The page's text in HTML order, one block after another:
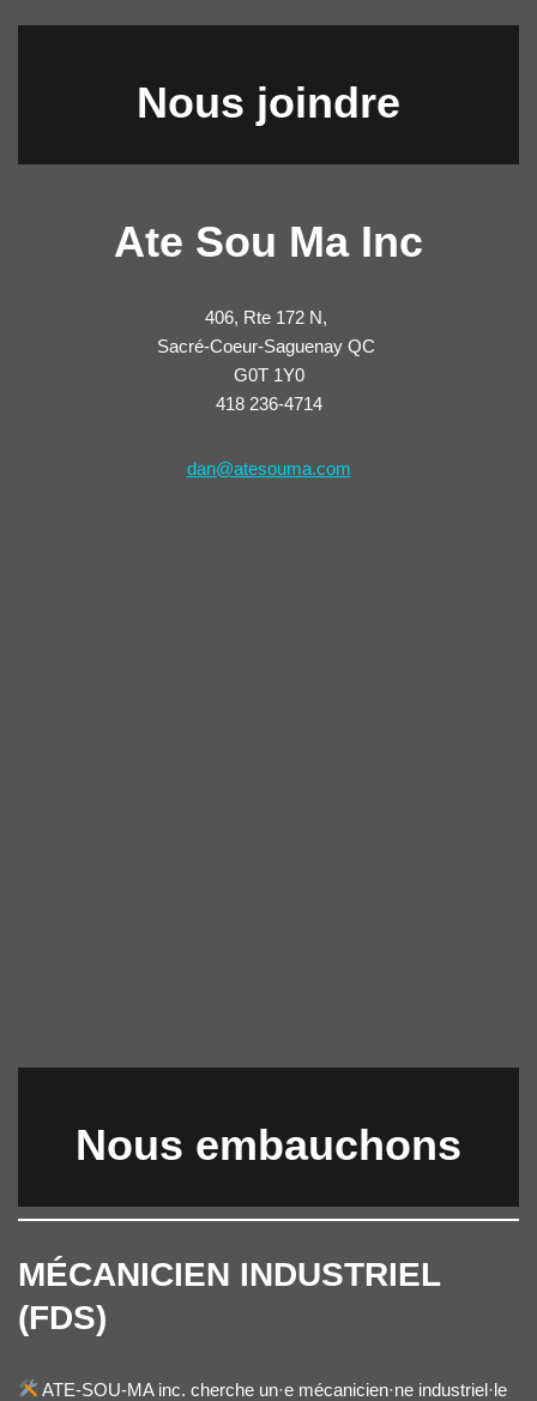
Nous joindre
Ate Sou Ma Inc
406, Rte 172 N,
Sacré-Coeur-Saguenay QC
G0T 1Y0
418 236-4714
dan@atesouma.com
Nous embauchons
MÉCANICIEN INDUSTRIEL
(FDS)
ATE-SOU-MA inc. cherche un·e mécanicien·ne industriel·le